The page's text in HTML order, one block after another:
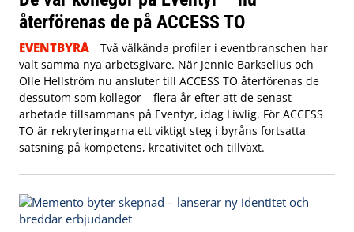
återförenas de på ACCESS TO
EVENTBYRÅ
Två välkända profiler i eventbranschen har
valt samma nya arbetsgivare. När Jennie Barkselius och
Olle Hellström nu ansluter till ACCESS TO återförenas de
dessutom som kollegor – flera år efter att de senast
arbetade tillsammans på Eventyr, idag Liwlig. För ACCESS
TO är rekryteringarna ett viktigt steg i byråns fortsatta
satsning på kompetens, kreativitet och tillväxt.